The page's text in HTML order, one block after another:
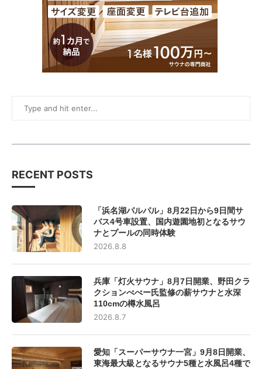
RECENT POSTS
「浜名湖パルパル」8月22日から9日間サ
バス4号車設置、国内遊園地初となるサウ
ナとプールの同時体験
2026.8.8
兵庫「灯火サウナ」8月7日開業、野田クラ
クションべべー氏監修の薪サウナと水深
110cmの樽水風呂
2026.8.7
愛知「スーパーサウナ一宮」9月8日開業、
東海最大級となるサウナ5種と水風呂4種で